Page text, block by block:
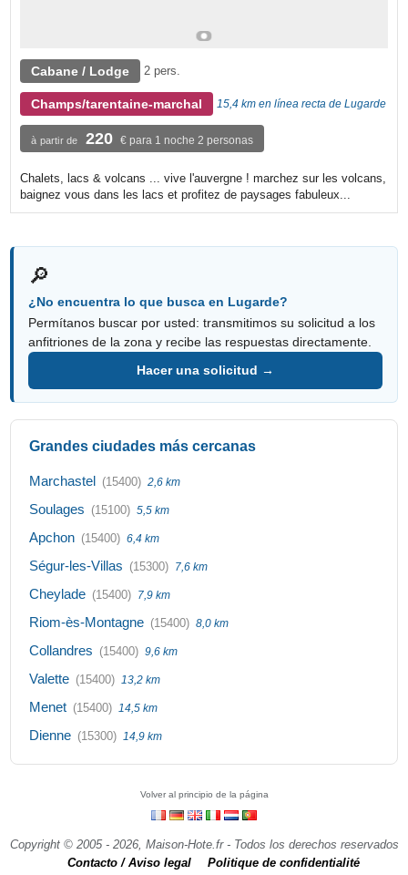
Cabane / Lodge 2 pers.
Champs/tarentaine-marchal 15,4 km en línea recta de Lugarde
à partir de 220 € para 1 noche 2 personas
Chalets, lacs & volcans ... vive l'auvergne ! marchez sur les volcans,
baignez vous dans les lacs et profitez de paysages fabuleux...
🔎
¿No encuentra lo que busca en Lugarde?
Permítanos buscar por usted: transmitimos su solicitud a los
anfitriones de la zona y recibe las respuestas directamente.
Hacer una solicitud →
Grandes ciudades más cercanas
Marchastel (15400) 2,6 km
Soulages (15100) 5,5 km
Apchon (15400) 6,4 km
Ségur-les-Villas (15300) 7,6 km
Cheylade (15400) 7,9 km
Riom-ès-Montagne (15400) 8,0 km
Collandres (15400) 9,6 km
Valette (15400) 13,2 km
Menet (15400) 14,5 km
Dienne (15300) 14,9 km
Volver al principio de la página
Copyright © 2005 - 2026, Maison-Hote.fr - Todos los derechos reservados
Contacto / Aviso legal
Politique de confidentialité